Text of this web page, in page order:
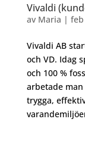
Vivaldi
av Maria | feb
Vivaldi AB
och VD. Idag
och 100 %
arbetade
trygga,